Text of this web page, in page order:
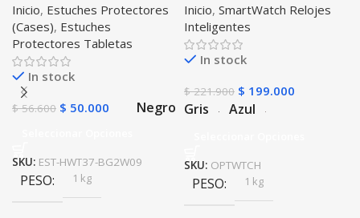
Inicio, Estuches Protectores
(Cases), Estuches
Protectores Tabletas
In stock
$56.600 $ 50.000 Negro
SKU: EST-HWT37-BG2W09
PESO 1 kg
WATCH™ (KW37 PRO) Mide
Temperatura Presión
Arterial y Ritmo Cardíaco
Inicio, SmartWatch Relojes
Inteligentes
In stock
$221.900 $ 199.000
Gris Azul
SKU: OPTWTCH
PESO 1 kg